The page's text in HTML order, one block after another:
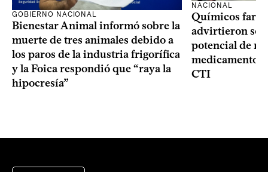
GOBIERNO NACIONAL
Bienestar Animal informó sobre la
muerte de tres animales debido a
los paros de la industria frigorífica
y la Foica respondió que “raya la
hipocresía”
NACIONAL
Químicos
advirtieron
potencial de
medicamentos
CTI